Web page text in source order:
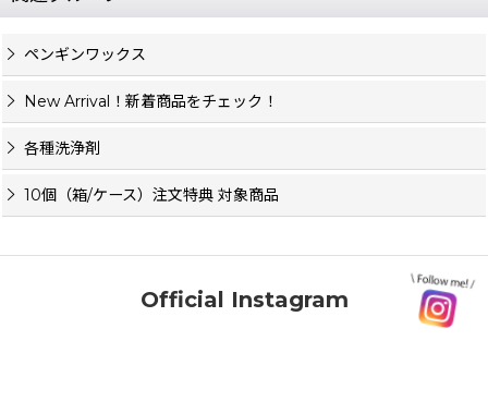
ペンギンワックス
New Arrival！新着商品をチェック！
各種洗浄剤
10個（箱/ケース）注文特典 対象商品
Official Instagram